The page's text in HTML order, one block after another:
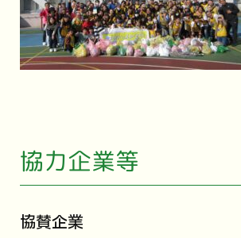
協力企業等
協賛企業